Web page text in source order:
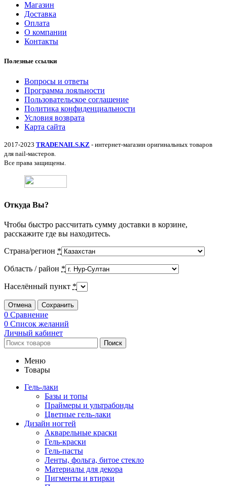
Магазин
Доставка
Оплата
О компании
Контакты
Полезные ссылки
Вопросы и ответы
Программа лояльности
Пользовательское соглашение
Политика конфиденциальности
Условия возврата
Карта сайта
2017-2023 TRADENAILS.KZ - интернет-магазин оригинальных товаров
для nail-мастеров.
Все права защищены.
Откуда Вы?
Чтобы быстро рассчитать сумму доставки в корзине,
расскажите где вы находитесь.
Страна/регион *
Область / район *
Населённый пункт *
Отмена Сохранить
0 Сравнение
0 Список желаний
Личный кабинет
Поиск
Меню
Товары
Гель-лаки
Базы и топы
Праймеры и ультрабонды
Цветные гель-лаки
Дизайн ногтей
Акварельные краски
Гель-краски
Гель-пасты
Ленты, фольга, битое стекло
Материалы для декора
Пигменты и втирки